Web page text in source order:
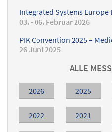
Integrated Systems Europe
03. - 06. Februar 2026
PIK Convention 2025 –
26 Juni 2025
ALLE
2026 2025
2022 2021